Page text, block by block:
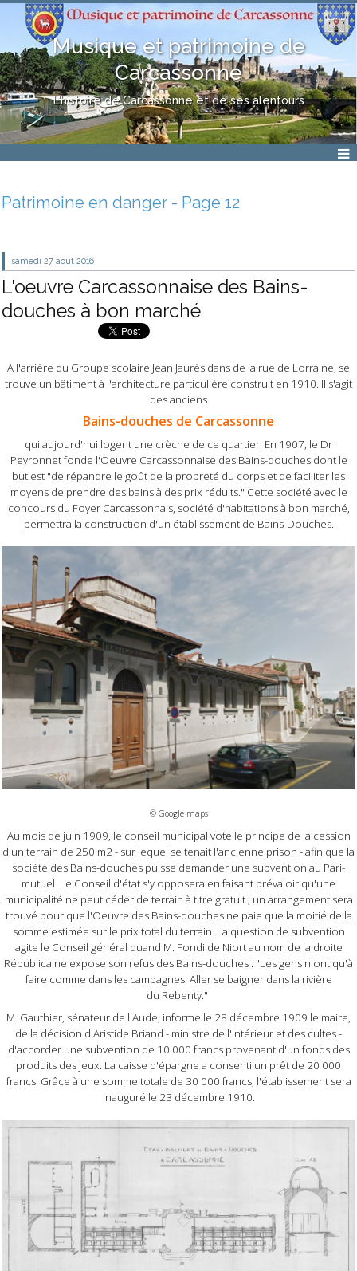
Musique et patrimoine de
Carcassonne
L'histoire de Carcassonne et de ses alentours
Patrimoine en danger - Page 12
samedi 27 août 2016
L'oeuvre Carcassonnaise des Bains-
douches à bon marché
A l'arrière du Groupe scolaire Jean Jaurès dans de la rue de Lorraine, se
trouve un bâtiment à l'architecture particulière construit en 1910. Il s'agit
des anciens
Bains-douches de Carcassonne
qui aujourd'hui logent une crèche de ce quartier. En 1907, le Dr
Peyronnet fonde l'Oeuvre Carcassonnaise des Bains-douches dont le
but est "de répandre le goût de la propreté du corps et de faciliter les
moyens de prendre des bains à des prix réduits." Cette société avec le
concours du Foyer Carcassonnais, société d'habitations à bon marché,
permettra la construction d'un établissement de Bains-Douches.
© Google maps
Au mois de juin 1909, le conseil municipal vote le principe de la cession
d'un terrain de 250 m2 - sur lequel se tenait l'ancienne prison - afin que la
société des Bains-douches puisse demander une subvention au Pari-
mutuel. Le Conseil d'état s'y opposera en faisant prévaloir qu'une
municipalité ne peut céder de terrain à titre gratuit ; un arrangement sera
trouvé pour que l'Oeuvre des Bains-douches ne paie que la moitié de la
somme estimée sur le prix total du terrain. La question de subvention
agite le Conseil général quand M. Fondi de Niort au nom de la droite
Républicaine expose son refus des Bains-douches : "Les gens n'ont qu'à
faire comme dans les campagnes. Aller se baigner dans la rivière
du Rebenty."
M. Gauthier, sénateur de l'Aude, informe le 28 décembre 1909 le maire,
de la décision d'Aristide Briand - ministre de l'intérieur et des cultes -
d'accorder une subvention de 10 000 francs provenant d'un fonds des
produits des jeux. La caisse d'épargne a consenti un prêt de 20 000
francs. Grâce à une somme totale de 30 000 francs, l'établissement sera
inauguré le 23 décembre 1910.